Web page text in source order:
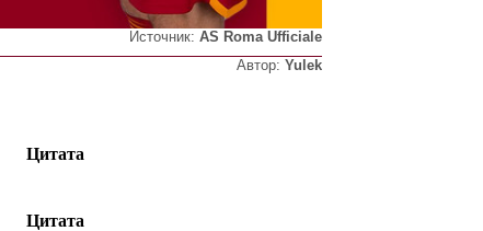
Источник: AS Roma Ufficiale
Автор: Yulek
Цитата
Цитата